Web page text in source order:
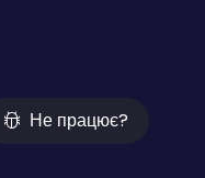
Не працює?